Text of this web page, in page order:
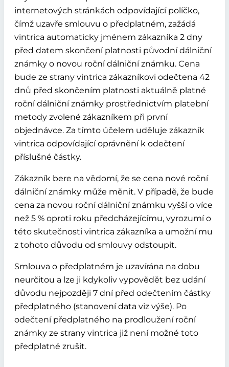
internetových stránkách odpovídající políčko,
čímž uzavře smlouvu o předplatném, zažádá
vintrica automaticky jménem zákazníka 2 dny
před datem skončení platnosti původní dálniční
známky o novou roční dálniční známku. Cena
bude ze strany vintrica zákazníkovi odečtena 42
dnů před skončením platnosti aktuálně platné
roční dálniční známky prostřednictvím platební
metody zvolené zákazníkem při první
objednávce. Za tímto účelem uděluje zákazník
vintrica odpovídající oprávnění k odečtení
příslušné částky.
Zákazník bere na vědomí, že se cena nové roční
dálniční známky může měnit. V případě, že bude
cena za novou roční dálniční známku vyšší o více
než 5 % oproti roku předcházejícímu, vyrozumí o
této skutečnosti vintrica zákazníka a umožní mu
z tohoto důvodu od smlouvy odstoupit.
Smlouva o předplatném je uzavírána na dobu
neurčitou a lze ji kdykoliv vypovědět bez udání
důvodu nejpozději 7 dní před odečtením částky
předplatného (stanovení data viz výše). Po
odečtení předplatného na prodloužení roční
známky ze strany vintrica již není možné toto
předplatné zrušit.